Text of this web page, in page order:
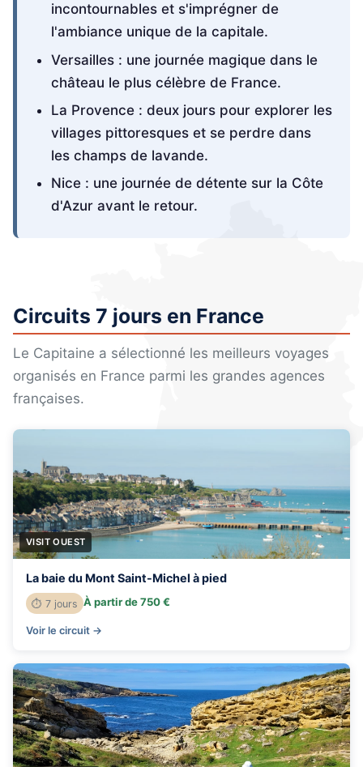
incontournables et s'imprégner de
l'ambiance unique de la capitale.
Versailles : une journée magique dans le
château le plus célèbre de France.
La Provence : deux jours pour explorer les
villages pittoresques et se perdre dans
les champs de lavande.
Nice : une journée de détente sur la Côte
d'Azur avant le retour.
Circuits 7 jours en France
Le Capitaine a sélectionné les meilleurs voyages
organisés en France parmi les grandes agences
françaises.
VISIT OUEST
La baie du Mont Saint-Michel à pied
⏱ 7 jours À partir de 750 €
Voir le circuit →